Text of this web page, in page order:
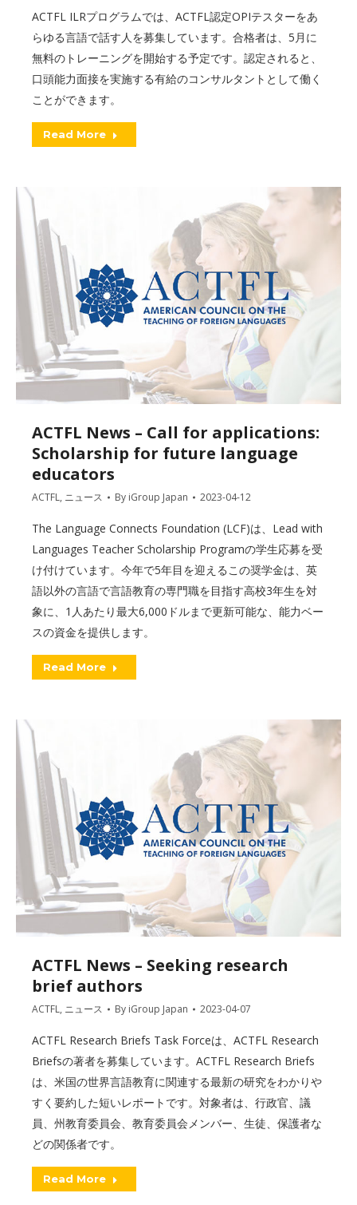
ACTFL ILRプログラムでは、ACTFL認定OPIテスターをあ
らゆる言語で話す人を募集しています。合格者は、5月に
無料のトレーニングを開始する予定です。認定されると、
口頭能力面接を実施する有給のコンサルタントとして働く
ことができます。
Read More
ACTFL News – Call for applications:
Scholarship for future language
educators
ACTFL, ニュース By iGroup Japan 2023-04-12
The Language Connects Foundation (LCF)は、Lead with
Languages Teacher Scholarship Programの学生応募を受
け付けています。今年で5年目を迎えるこの奨学金は、英
語以外の言語で言語教育の専門職を目指す高校3年生を対
象に、1人あたり最大6,000ドルまで更新可能な、能力ベー
スの資金を提供します。
Read More
ACTFL News – Seeking research
brief authors
ACTFL, ニュース By iGroup Japan 2023-04-07
ACTFL Research Briefs Task Forceは、ACTFL Research
Briefsの著者を募集しています。ACTFL Research Briefs
は、米国の世界言語教育に関連する最新の研究をわかりや
すく要約した短いレポートです。対象者は、行政官、議
員、州教育委員会、教育委員会メンバー、生徒、保護者な
どの関係者です。
Read More